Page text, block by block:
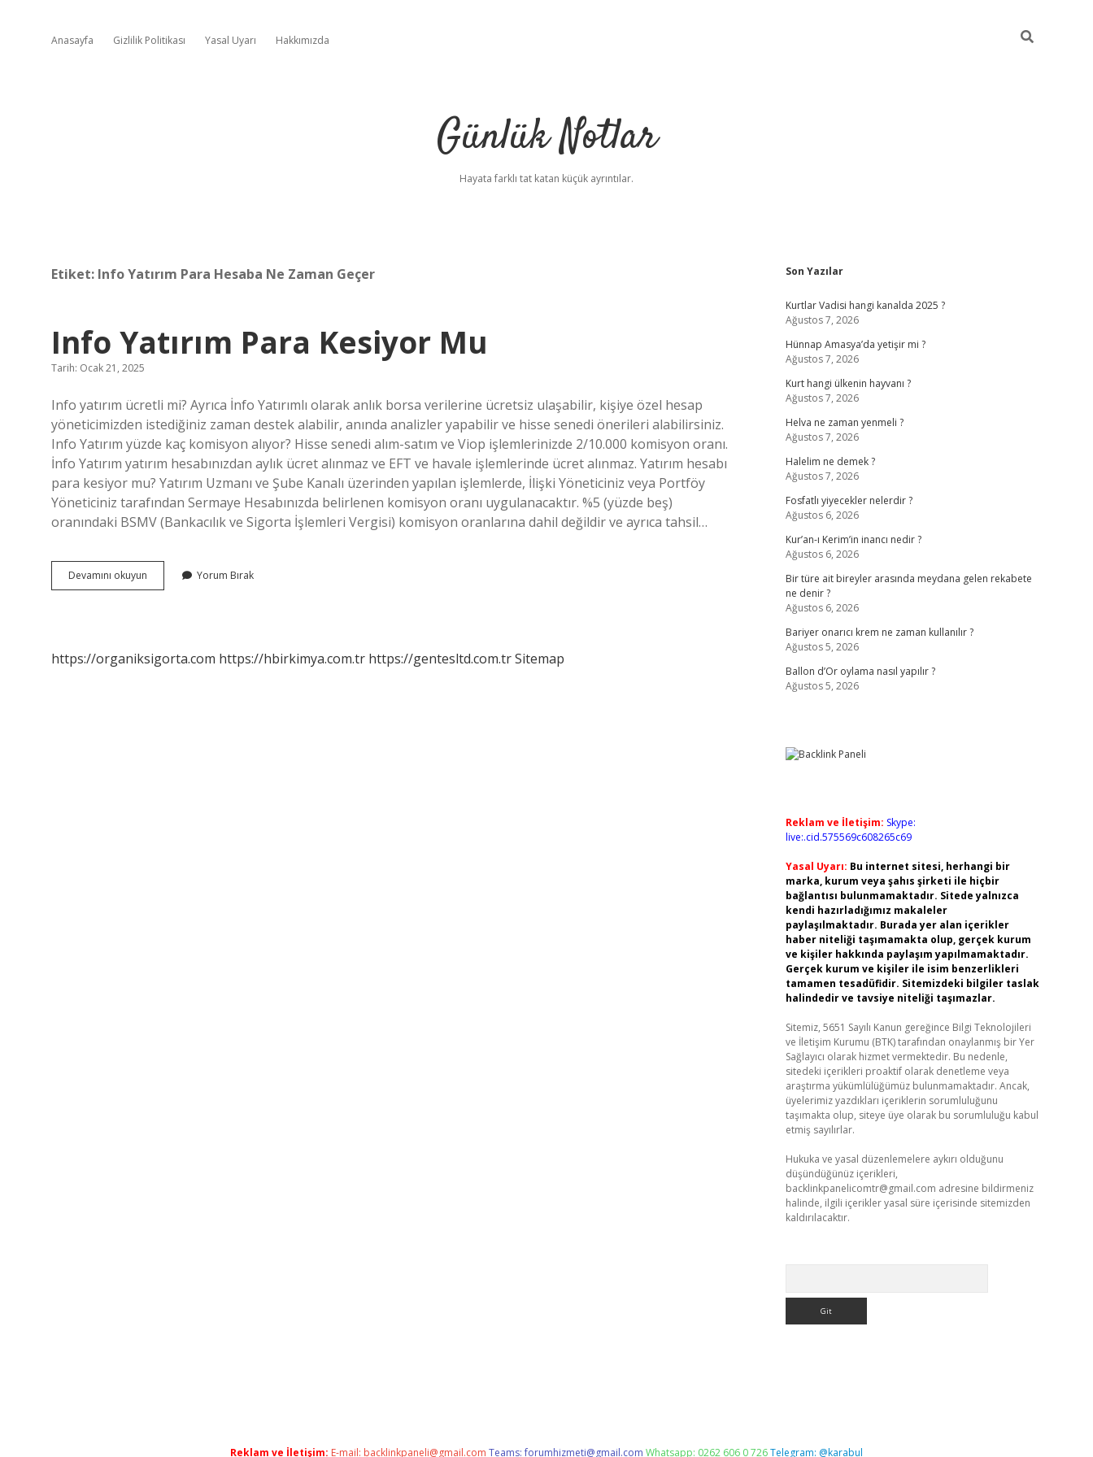
Anasayfa Gizlilik Politikası Yasal Uyarı Hakkımızda
Günlük Notlar
Hayata farklı tat katan küçük ayrıntılar.
Etiket: Info Yatırım Para Hesaba Ne Zaman Geçer
Info Yatırım Para Kesiyor Mu
Tarih: Ocak 21, 2025
Info yatırım ücretli mi? Ayrıca İnfo Yatırımlı olarak anlık borsa verilerine ücretsiz ulaşabilir, kişiye özel hesap
yöneticimizden istediğiniz zaman destek alabilir, anında analizler yapabilir ve hisse senedi önerileri alabilirsiniz.
Info Yatırım yüzde kaç komisyon alıyor? Hisse senedi alım-satım ve Viop işlemlerinizde 2/10.000 komisyon oranı.
İnfo Yatırım yatırım hesabınızdan aylık ücret alınmaz ve EFT ve havale işlemlerinde ücret alınmaz. Yatırım hesabı
para kesiyor mu? Yatırım Uzmanı ve Şube Kanalı üzerinden yapılan işlemlerde, İlişki Yöneticiniz veya Portföy
Yöneticiniz tarafından Sermaye Hesabınızda belirlenen komisyon oranı uygulanacaktır. %5 (yüzde beş)
oranındaki BSMV (Bankacılık ve Sigorta İşlemleri Vergisi) komisyon oranlarına dahil değildir ve ayrıca tahsil…
Devamını okuyun
Yatırım
Yorum Bırak
https://organiksigorta.com https://hbirkimya.com.tr https://gentesltd.com.trSitemap
Sidebar
Son Yazılar
Kurtlar Vadisi hangi kanalda 2025 ?
Ağustos 7, 2026
Hünnap Amasya’da yetişir mi ?
Ağustos 7, 2026
Kurt hangi ülkenin hayvanı ?
Ağustos 7, 2026
Helva ne zaman yenmeli ?
Ağustos 7, 2026
Halelim ne demek ?
Ağustos 7, 2026
Fosfatlı yiyecekler nelerdir ?
Ağustos 6, 2026
Kur’an-ı Kerim’in inancı nedir ?
Ağustos 6, 2026
Bir türe ait bireyler arasında meydana gelen rekabete
ne denir ?
Ağustos 6, 2026
Bariyer onarıcı krem ne zaman kullanılır ?
Ağustos 5, 2026
Ballon d’Or oylama nasıl yapılır ?
Ağustos 5, 2026
Reklam ve İletişim: Skype:
live:.cid.575569c608265c69
Yasal Uyarı: Bu internet sitesi, herhangi bir
marka, kurum veya şahıs şirketi ile hiçbir
bağlantısı bulunmamaktadır. Sitede yalnızca
kendi hazırladığımız makaleler
paylaşılmaktadır. Burada yer alan içerikler
haber niteliği taşımamakta olup, gerçek kurum
ve kişiler hakkında paylaşım yapılmamaktadır.
Gerçek kurum ve kişiler ile isim benzerlikleri
tamamen tesadüfidir. Sitemizdeki bilgiler taslak
halindedir ve tavsiye niteliği taşımazlar.
Sitemiz, 5651 Sayılı Kanun gereğince Bilgi Teknolojileri
ve İletişim Kurumu (BTK) tarafından onaylanmış bir Yer
Sağlayıcı olarak hizmet vermektedir. Bu nedenle,
sitedeki içerikleri proaktif olarak denetleme veya
araştırma yükümlülüğümüz bulunmamaktadır. Ancak,
üyelerimiz yazdıkları içeriklerin sorumluluğunu
taşımakta olup, siteye üye olarak bu sorumluluğu kabul
etmiş sayılırlar.
Hukuka ve yasal düzenlemelere aykırı olduğunu
düşündüğünüz içerikleri,
backlinkpanelicomtr@gmail.com adresine bildirmeniz
halinde, ilgili içerikler yasal süre içerisinde sitemizden
kaldırılacaktır.
Reklam ve İletişim: E-mail: backlinkpaneli@gmail.com Teams:forumhizmeti@gmail.com Whatsapp: 0262 606 0 726Telegram: @karabul